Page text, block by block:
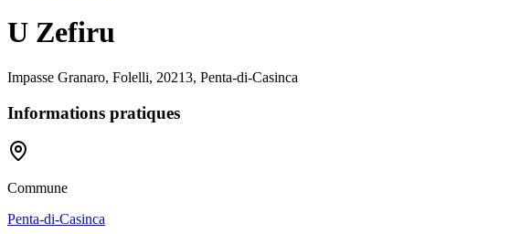
U Zefiru
Impasse Granaro, Folelli, 20213, Penta-di-Casinca
Informations pratiques
Commune
Penta-di-Casinca